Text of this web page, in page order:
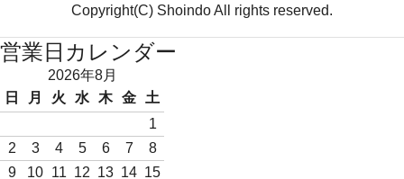
Copyright(C) Shoindo All rights reserved.
営業日カレンダー
2026年8月
日
月 火 水 木 金
土
1
2
3 4 5 6 7
8
9
10 11 12 13 14 15